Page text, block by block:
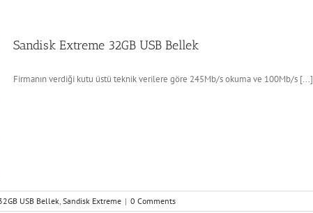
Sandisk Extreme 32GB USB Bellek
Firmanın verdiği kutu üstü teknik verilere göre 245Mb/s okuma ve 100Mb/s [...]
USB Bellek, Sandisk Extreme | 0 Comments